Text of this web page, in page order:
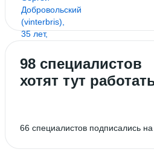
98 специалистов
хотят тут
66 специалистов подписались